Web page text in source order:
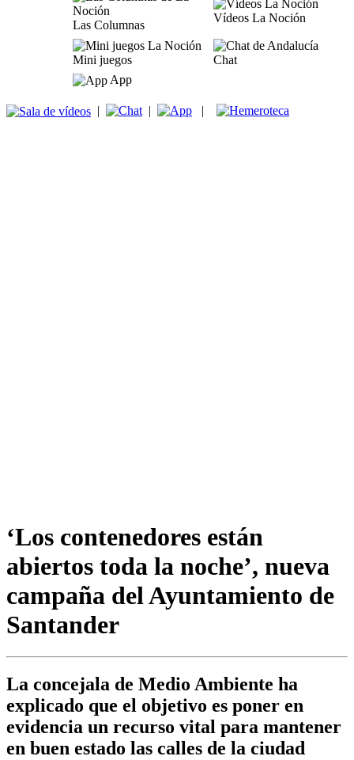
Las Columnas
Vídeos La Noción
Mini juegos
Chat
App
| | |
‘Los contenedores están
abiertos toda la noche’, nueva
campaña del Ayuntamiento de
Santander
La concejala de Medio Ambiente ha
explicado que el objetivo es poner en
evidencia un recurso vital para mantener
en buen estado las calles de la ciudad